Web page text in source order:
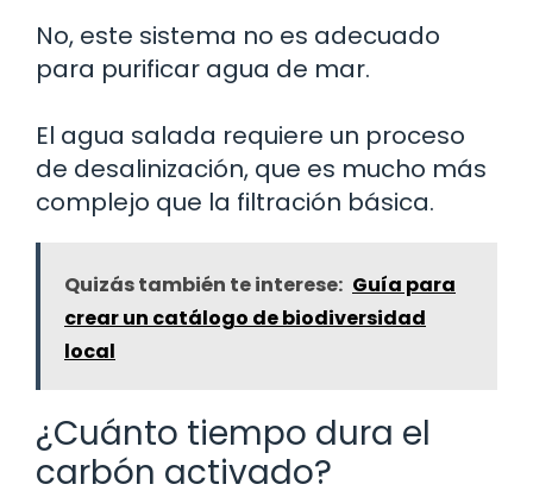
No, este sistema no es adecuado
para purificar agua de mar.
El agua salada requiere un proceso
de desalinización, que es mucho más
complejo que la filtración básica.
Quizás también te interese: Guía para
crear un catálogo de biodiversidad
local
¿Cuánto tiempo dura el
carbón activado?